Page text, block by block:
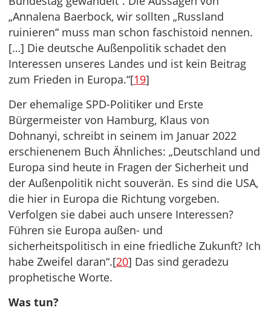
„Annalena Baerbock, wir sollten „Russland
ruinieren“ muss man schon faschistoid nennen.
[…] Die deutsche Außenpolitik schadet den
Interessen unseres Landes und ist kein Beitrag
zum Frieden in Europa.“[19]
Der ehemalige SPD-Politiker und Erste
Bürgermeister von Hamburg, Klaus von
Dohnanyi, schreibt in seinem im Januar 2022
erschienenem Buch Ähnliches: „Deutschland und
Europa sind heute in Fragen der Sicherheit und
der Außenpolitik nicht souverän. Es sind die USA,
die hier in Europa die Richtung vorgeben.
Verfolgen sie dabei auch unsere Interessen?
Führen sie Europa außen- und
sicherheitspolitisch in eine friedliche Zukunft? Ich
habe Zweifel daran“.[20] Das sind geradezu
prophetische Worte.
Was tun?